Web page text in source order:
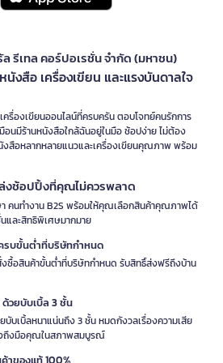
ล รีเทล คอร์ปอเรชั่น จำกัด (มหาชน)
งสือ เครื่องเขียน และแรงบันดาลใจ
ครื่องเขียนออนไลน์ที่ครบครัน ตอบโจทย์คนรักการ
อนมีร้านหนังสือใกล้ฉันอยู่ในมือ ช้อปง่าย ไม่ต้อง
งสือหลากหลายแนวและเครื่องเขียนคุณภาพ พร้อม
งช้อปปิ้งที่คุณไม่ควรพลาด
คนทำงาน B2S พร้อมให้คุณเลือกสินค้าคุณภาพได้
และสิทธิพิเศษมากมาย
รบขั้นต่ำที่บริษัทกำหนด
ซื้อสินค้าขั้นต่ำที่บริษัทกำหนด รับสิทธิ์ส่งฟรีถึงบ้าน
วยบับเบิ้ล 3 ชั้น
บเบิ้ลหนาแน่นถึง 3 ชั้น หมดกังวลเรื่องความเสีย
ถึงมือคุณในสภาพสมบูรณ์
าของแท้ 100%